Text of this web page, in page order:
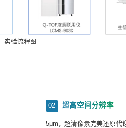
实验流程图
02 超高空间分辨率
5μm，超清像素完美还原代